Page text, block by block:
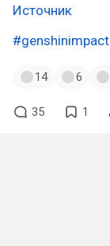
Источник
#genshinimpact
14 6
35 1